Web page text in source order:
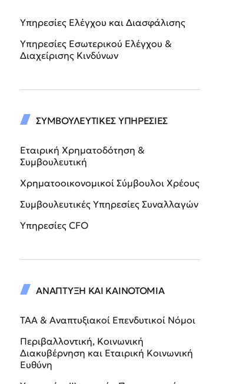
Υπηρεσίες Ελέγχου και Διασφάλισης
Υπηρεσίες Εσωτερικού Ελέγχου &
Διαχείρισης Κινδύνων
ΣΥΜΒΟΥΛΕΥΤΙΚΕΣ ΥΠΗΡΕΣΙΕΣ
Εταιρική Χρηματοδότηση &
Συμβουλευτική
Χρηματοοικονομικοί Σύμβουλοι Χρέους
Συμβουλευτικές Υπηρεσίες Συναλλαγών
Υπηρεσίες CFO
ΑΝΑΠΤΥΞΗ ΚΑΙ ΚΑΙΝΟΤΟΜΙΑ
ΤΑΑ & Αναπτυξιακοί Επενδυτικοί Νόμοι
Περιβαλλοντική, Κοινωνική
Διακυβέρνηση και Εταιρική Κοινωνική
Ευθύνη